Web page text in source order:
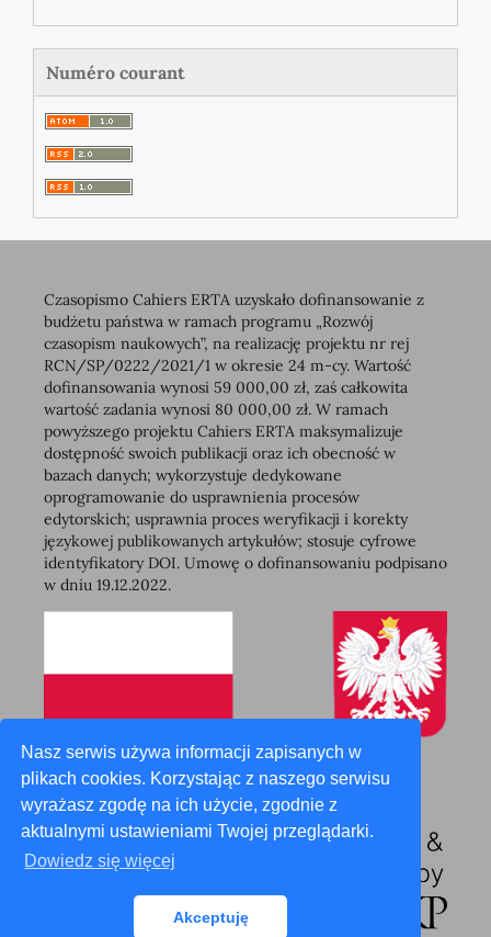
Nasz serwis używa informacji zapisanych w
plikach cookies. Korzystając z naszego serwisu
wyrażasz zgodę na ich użycie, zgodnie z
aktualnymi ustawieniami Twojej przeglądarki.
Dowiedz się więcej
Akceptuję
Numéro courant
Czasopismo Cahiers ERTA uzyskało dofinansowanie z
budżetu państwa w ramach programu „Rozwój
czasopism naukowych”, na realizację projektu nr rej
RCN/SP/0222/2021/1 w okresie 24 m-cy. Wartość
dofinansowania wynosi 59 000,00 zł, zaś całkowita
wartość zadania wynosi 80 000,00 zł. W ramach
powyższego projektu Cahiers ERTA maksymalizuje
dostępność swoich publikacji oraz ich obecność w
bazach danych; wykorzystuje dedykowane
oprogramowanie do usprawnienia procesów
edytorskich; usprawnia proces weryfikacji i korekty
językowej publikowanych artykułów; stosuje cyfrowe
identyfikatory DOI. Umowę o dofinansowaniu podpisano
w dniu 19.12.2022.